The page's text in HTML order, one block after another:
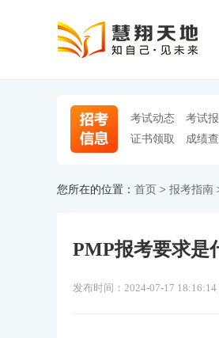
考试动态
考试
证书领取
成绩
您所在的位置： 首页 > 报考指南
PMP报考要求是
发布时间：2024-07-17